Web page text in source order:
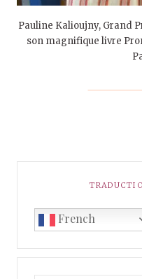
Pauline Kalioujny, Grand
son magnifique livre
French